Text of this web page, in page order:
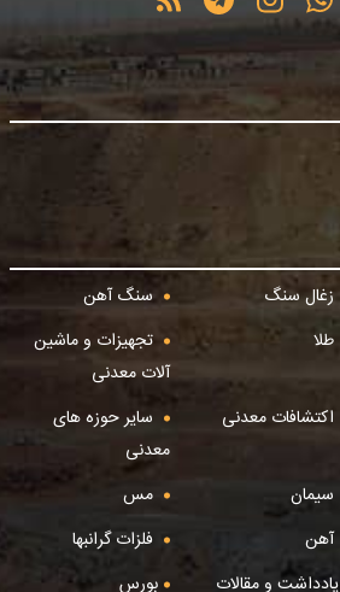
زغال سنگ
سنگ آهن
طلا
تجهیزات و ماشین
آلات معدنی
اکتشافات معدنی
سایر حوزه های
معدنی
سیمان
مس
آهن
فلزات گرانبها
یادداشت و مقالات بورس